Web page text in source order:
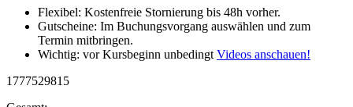
Flexibel: Kostenfreie Stornierung bis 48h vorher.
Gutscheine: Im Buchungsvorgang auswählen und zum
Termin mitbringen.
Wichtig: vor Kursbeginn unbedingt Videos anschauen!
1777529815